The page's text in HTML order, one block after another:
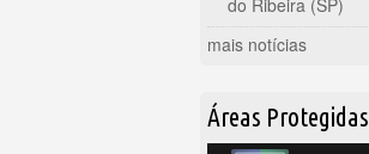
do Ribeira (SP)
mais notícias
Áreas Protegidas